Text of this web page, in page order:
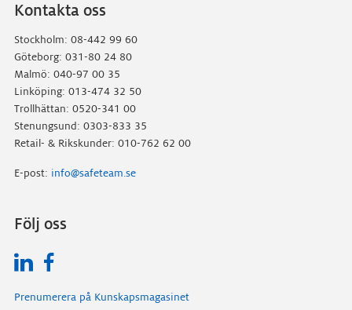
Kontakta oss
Stockholm: 08-442 99 60
Göteborg: 031-80 24 80
Malmö: 040-97 00 35
Linköping: 013-474 32 50
Trollhättan: 0520-341 00
Stenungsund: 0303-833 35
Retail- & Rikskunder: 010-762 62 00
E-post: info@safeteam.se
Följ oss
Prenumerera på Kunskapsmagasinet